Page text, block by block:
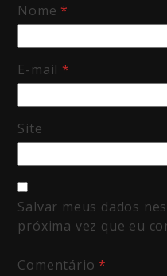
Nome*
E-mail*
Site
Salvar meus dados
próxima vez que eu
Comentário*